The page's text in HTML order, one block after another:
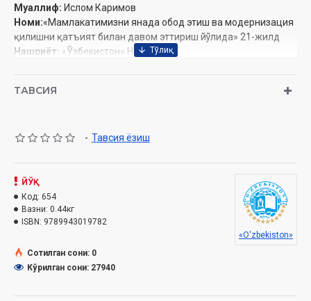
Муаллиф: Ислом Каримов
Номи:«Мамлакатимизни янада обод этиш ва модернизация
қилишни қатъият билан давом эттириш йўлида» 21-жилд
Нашриёт: «Ўзбекистон» Нашриёти
ISBN:978-9943-01-978-2
ТАВСИЯ
- Тавсия ёзиш
ЙЎҚ
Код: 654
Вазни: 0.44кг
ISBN: 9789943019782
«O'zbekiston»
Сотилган сони: 0
Кўрилган сони: 27940